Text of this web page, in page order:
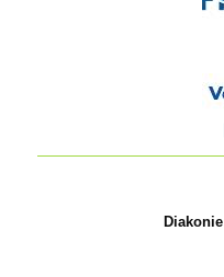
Diakonie